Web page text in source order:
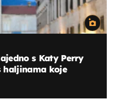
s Katy Perry
haljinama koje